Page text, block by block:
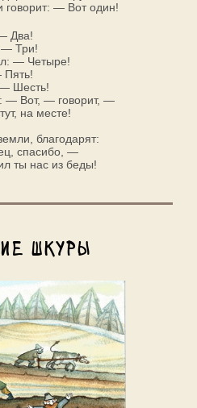
говорит: — Вот один!
Два!
— Три!
— Четыре!
Пять!
Шесть!
— Вот, — говорит, —
на месте!
благодарят:
спасибо, —
ты нас из беды!
шкуры